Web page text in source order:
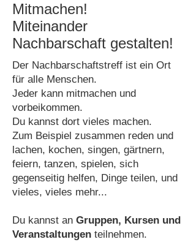
Mitmachen!
Miteinander
Nachbarschaft gestalten!
Der Nachbarschaftstreff ist ein Ort
für alle Menschen.
Jeder kann mitmachen und
vorbeikommen.
Du kannst dort vieles machen.
Zum Beispiel zusammen reden und
lachen, kochen, singen, gärtnern,
feiern, tanzen, spielen, sich
gegenseitig helfen, Dinge teilen, und
vieles, vieles mehr...
Du kannst an Gruppen, Kursen und
Veranstaltungen teilnehmen.